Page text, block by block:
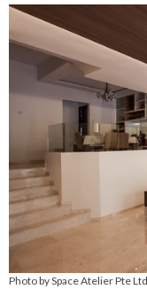
Photo by Space Atelier Pte Ltd